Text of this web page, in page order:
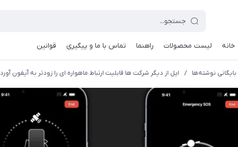
خانه لیست محصولات راهنما تماس با ما و پیگیری قوانین
بایگانی نوشته‌ها / اپل از دیگر شرکت ها قابلیت ارتباط ماهواره ای را زودتر به آیفون آورد